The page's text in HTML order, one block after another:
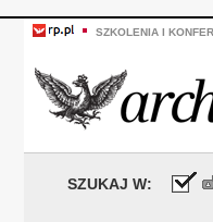
SZKOLENIA I
SZUKAJ W: